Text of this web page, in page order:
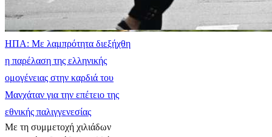
ΗΠΑ: Με λαμπρότητα διεξήχθη
η παρέλαση της ελληνικής
ομογένειας στην καρδιά του
Μανχάταν για την επέτειο της
εθνικής παλιγγενεσίας
Με τη συμμετοχή χιλιάδων